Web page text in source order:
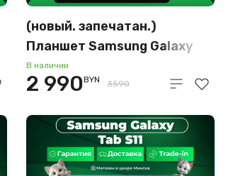
(новый. запечатан.)
Планшет Samsung Galaxy
Tab S11 5G SM-X736
12GB/256GB (серый)
В наличии
2 990BYN 3590